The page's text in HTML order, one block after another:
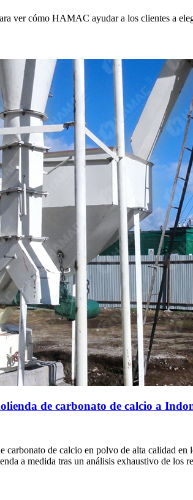
ver cómo HAMAC ayudar a los clientes a
de carbonato de calcio a
carbonato de calcio en polvo de alta calidad
a medida tras un análisis exhaustivo de los